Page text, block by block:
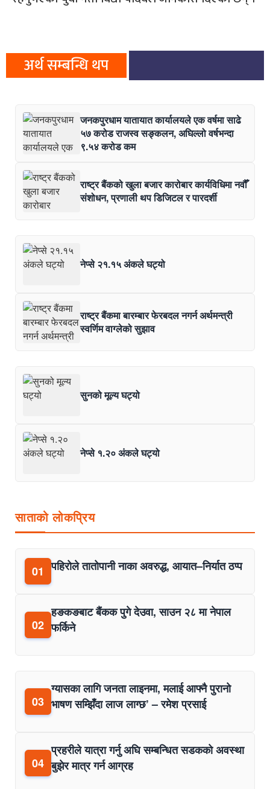
अर्थ सम्बन्धि थप
जनकपुरधाम यातायात कार्यालयले एक वर्षमा साढे
५७ करोड राजस्व सङ्कलन, अघिल्लो वर्षभन्दा
९.५४ करोड कम
राष्ट्र बैंकको खुला बजार कारोबार कार्यविधिमा नवौँ
संशोधन, प्रणाली थप डिजिटल र पारदर्शी
नेप्से २१.१५ अंकले घट्यो
राष्ट्र बैंकमा बारम्बार फेरबदल नगर्न अर्थमन्त्री
स्वर्णिम वाग्लेको सुझाव
सुनको मूल्य घट्यो
नेप्से १.२० अंकले घट्यो
साताको लोकप्रिय
01 पहिरोले तातोपानी नाका अवरुद्ध, आयात–निर्यात ठप्प
02
हङकङबाट बैंकक पुगे देउवा, साउन २८ मा नेपाल
फर्किने
03
ग्यासका लागि जनता लाइनमा, मलाई आफ्नै पुरानो
भाषण सम्झिँदा लाज लाग्छ’ – रमेश प्रसाई
04
प्रहरीले यात्रा गर्नु अघि सम्बन्धित सडकको अवस्था
बुझेर मात्र गर्न आग्रह